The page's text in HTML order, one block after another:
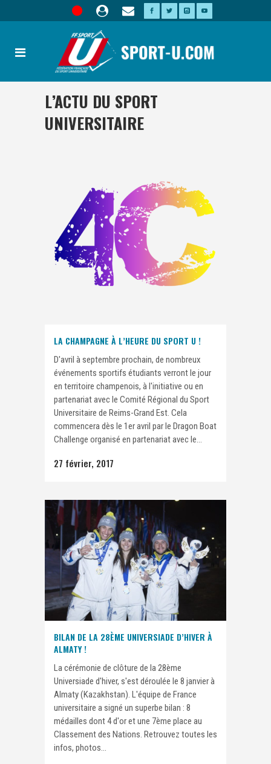
L’ACTU DU SPORT
UNIVERSITAIRE
LA CHAMPAGNE À L’HEURE DU SPORT U !
D'avril à septembre prochain, de nombreux
événements sportifs étudiants verront le jour
en territoire champenois, à l'initiative ou en
partenariat avec le Comité Régional du Sport
Universitaire de Reims-Grand Est. Cela
commencera dès le 1er avril par le Dragon Boat
Challenge organisé en partenariat avec le...
27 février, 2017
BILAN DE LA 28ÈME UNIVERSIADE D’HIVER À
ALMATY !
La cérémonie de clôture de la 28ème
Universiade d'hiver, s'est déroulée le 8 janvier à
Almaty (Kazakhstan). L'équipe de France
universitaire a signé un superbe bilan : 8
médailles dont 4 d'or et une 7ème place au
Classement des Nations. Retrouvez toutes les
infos, photos...